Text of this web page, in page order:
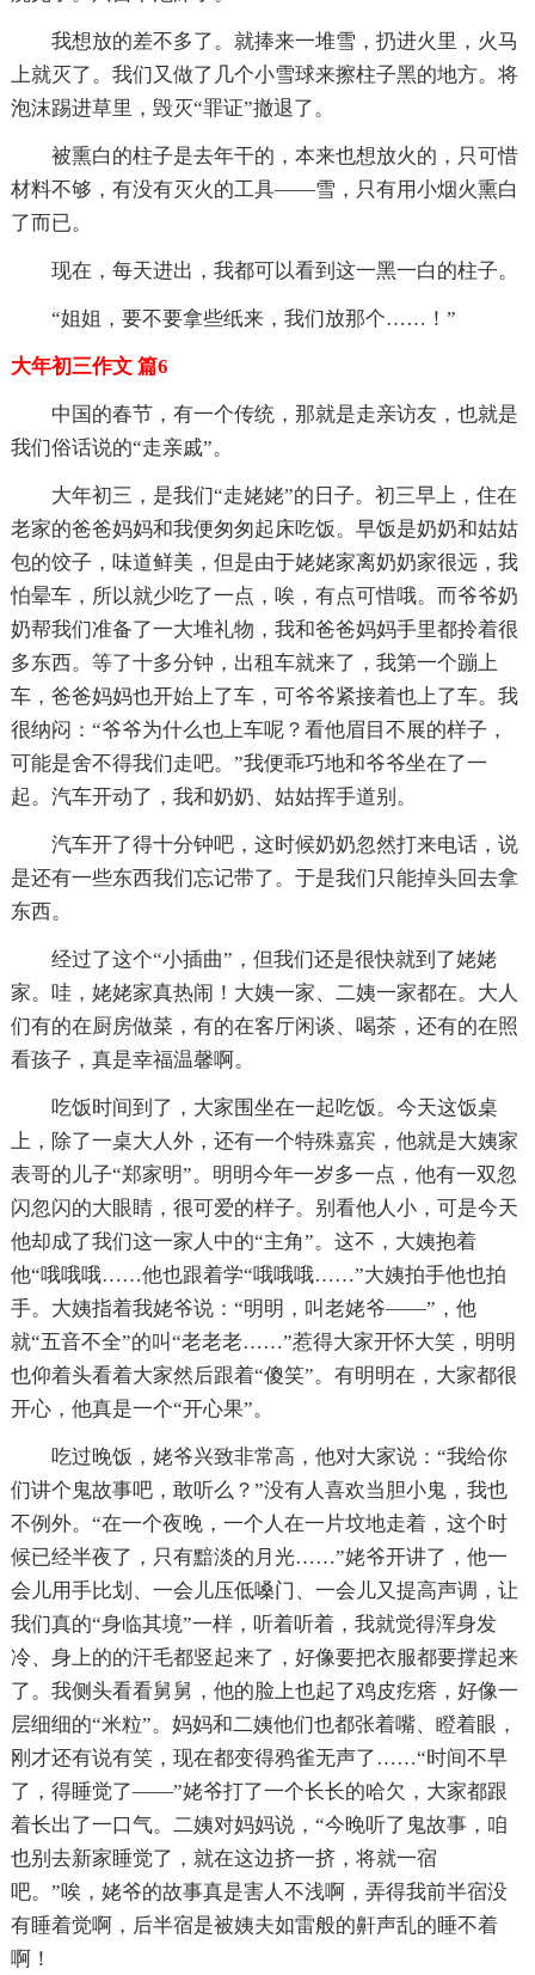
我想放的差不多了。就捧来一堆雪，扔进火里，火马
上就灭了。我们又做了几个小雪球来擦柱子黑的地方。将
泡沫踢进草里，毁灭“罪证”撤退了。
被熏白的柱子是去年干的，本来也想放火的，只可惜
材料不够，有没有灭火的工具——雪，只有用小烟火熏白
了而已。
现在，每天进出，我都可以看到这一黑一白的柱子。
“姐姐，要不要拿些纸来，我们放那个……！”
大年初三作文 篇6
中国的春节，有一个传统，那就是走亲访友，也就是
我们俗话说的“走亲戚”。
大年初三，是我们“走姥姥”的日子。初三早上，住在
老家的爸爸妈妈和我便匆匆起床吃饭。早饭是奶奶和姑姑
包的饺子，味道鲜美，但是由于姥姥家离奶奶家很远，我
怕晕车，所以就少吃了一点，唉，有点可惜哦。而爷爷奶
奶帮我们准备了一大堆礼物，我和爸爸妈妈手里都拎着很
多东西。等了十多分钟，出租车就来了，我第一个蹦上
车，爸爸妈妈也开始上了车，可爷爷紧接着也上了车。我
很纳闷：“爷爷为什么也上车呢？看他眉目不展的样子，
可能是舍不得我们走吧。”我便乖巧地和爷爷坐在了一
起。汽车开动了，我和奶奶、姑姑挥手道别。
汽车开了得十分钟吧，这时候奶奶忽然打来电话，说
是还有一些东西我们忘记带了。于是我们只能掉头回去拿
东西。
经过了这个“小插曲”，但我们还是很快就到了姥姥
家。哇，姥姥家真热闹！大姨一家、二姨一家都在。大人
们有的在厨房做菜，有的在客厅闲谈、喝茶，还有的在照
看孩子，真是幸福温馨啊。
吃饭时间到了，大家围坐在一起吃饭。今天这饭桌
上，除了一桌大人外，还有一个特殊嘉宾，他就是大姨家
表哥的儿子“郑家明”。明明今年一岁多一点，他有一双忽
闪忽闪的大眼睛，很可爱的样子。别看他人小，可是今天
他却成了我们这一家人中的“主角”。这不，大姨抱着
他“哦哦哦……他也跟着学“哦哦哦……”大姨拍手他也拍
手。大姨指着我姥爷说：“明明，叫老姥爷——”，他
就“五音不全”的叫“老老老……”惹得大家开怀大笑，明明
也仰着头看着大家然后跟着“傻笑”。有明明在，大家都很
开心，他真是一个“开心果”。
吃过晚饭，姥爷兴致非常高，他对大家说：“我给你
们讲个鬼故事吧，敢听么？”没有人喜欢当胆小鬼，我也
不例外。“在一个夜晚，一个人在一片坟地走着，这个时
候已经半夜了，只有黯淡的月光……”姥爷开讲了，他一
会儿用手比划、一会儿压低嗓门、一会儿又提高声调，让
我们真的“身临其境”一样，听着听着，我就觉得浑身发
冷、身上的的汗毛都竖起来了，好像要把衣服都要撑起来
了。我侧头看看舅舅，他的脸上也起了鸡皮疙瘩，好像一
层细细的“米粒”。妈妈和二姨他们也都张着嘴、瞪着眼，
刚才还有说有笑，现在都变得鸦雀无声了……“时间不早
了，得睡觉了——”姥爷打了一个长长的哈欠，大家都跟
着长出了一口气。二姨对妈妈说，“今晚听了鬼故事，咱
也别去新家睡觉了，就在这边挤一挤，将就一宿
吧。”唉，姥爷的故事真是害人不浅啊，弄得我前半宿没
有睡着觉啊，后半宿是被姨夫如雷般的鼾声乱的睡不着
啊！